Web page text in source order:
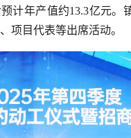
计年产值约13.3亿元。
项目代表等出席活动。